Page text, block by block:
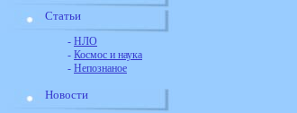
Статьи
- НЛО
- Космос и наука
- Непознаное
Новости